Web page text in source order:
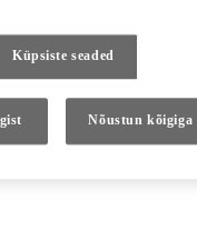
Küpsiste seaded
Nõustun kõigiga